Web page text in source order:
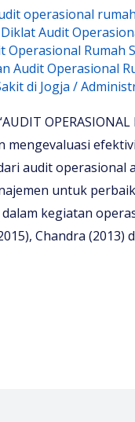
operasional
Diklat Audit
Operasional Rumah
Audit Operasional
di Jogja /
mengevaluasi
audit operasional
untuk
kegiatan
Chandra